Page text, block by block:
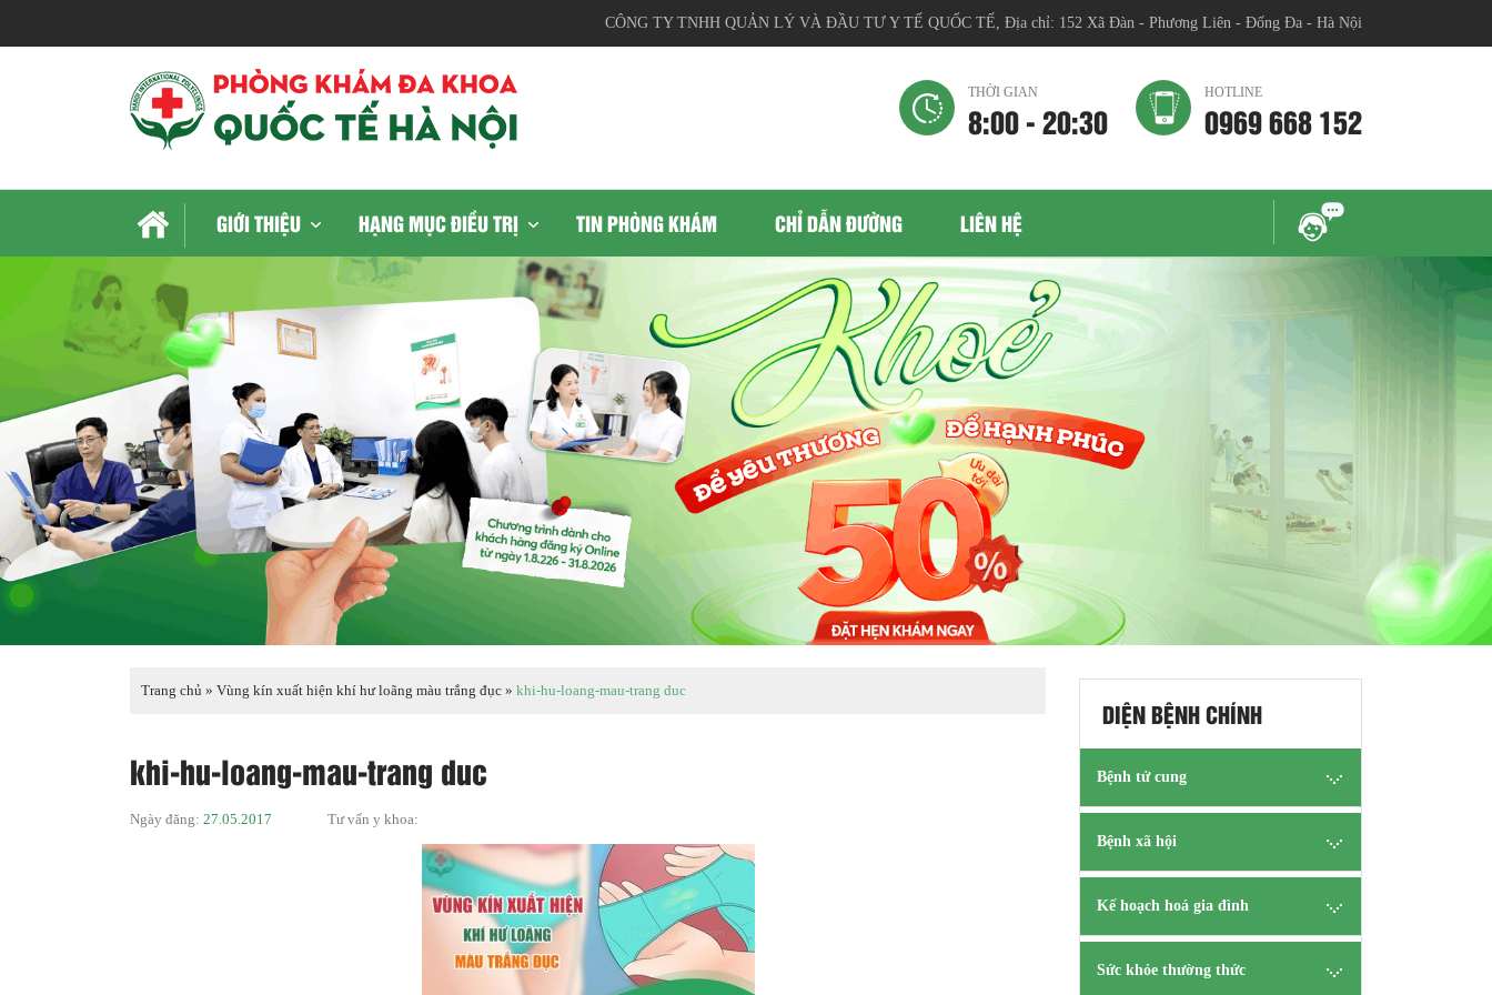
CÔNG TY TNHH QUẢN LÝ VÀ ĐẦU TƯ Y TẾ QUỐC TẾ, Địa chỉ: 152 Xã Đàn - Phương Liên - Đống Đa - Hà Nội
THỜI GIAN
8:00 - 20:30
HOTLINE
0969 668 152
GIỚI THIỆU HẠNG MỤC ĐIỀU TRỊ TIN PHÒNG KHÁM CHỈ DẪN ĐƯỜNG LIÊN HỆ
Trang chủ » Vùng kín xuất hiện khí hư loãng màu trắng đục » khi-hu-loang-mau-trang duc
khi-hu-loang-mau-trang duc
Ngày đăng: 27.05.2017 Tư vấn y khoa:
DIỆN BỆNH CHÍNH
Bệnh tử cung
Bệnh xã hội
Kế hoạch hoá gia đình
Sức khỏe thường thức